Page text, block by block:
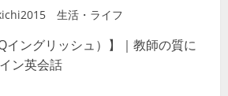
生活・ライフ
イングリッシュ）】｜教師の質に
ン英会話